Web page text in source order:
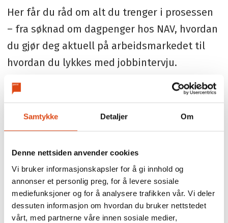
Samtykke Detaljer Om
Denne nettsiden anvender cookies
Vi bruker informasjonskapsler for å gi innhold og
annonser et personlig preg, for å levere sosiale
mediefunksjoner og for å analysere trafikken vår. Vi deler
dessuten informasjon om hvordan du bruker nettstedet
vårt, med partnerne våre innen sosiale medier,
Her får du råd om alt du trenger i prosessen
– fra søknad om dagpenger hos NAV, hvordan
du gjør deg aktuell på arbeidsmarkedet til
hvordan du lykkes med jobbintervju.
Du møter: Ståle Botn, rådgiver Parat; Unn
Kristin Olsen, leder i Parat; Lene Ørbeck fra
Karrierehuset og Jenny Nordsletten fra
Opptaket er fra et webinar 10. februar 2021.
VIDEOARTIKKEL
KARRIERE